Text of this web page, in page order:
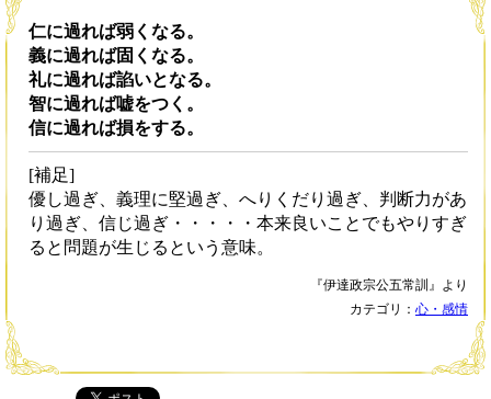
仁に過れば弱くなる。
義に過れば固くなる。
礼に過れば諂いとなる。
智に過れば嘘をつく。
信に過れば損をする。
[補足]
優し過ぎ、義理に堅過ぎ、へりくだり過ぎ、判断力があ
り過ぎ、信じ過ぎ・・・・・本来良いことでもやりすぎ
ると問題が生じるという意味。
『伊達政宗公五常訓』より
カテゴリ： 心・感情